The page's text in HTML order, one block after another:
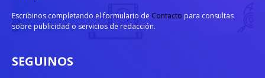
Escribinos completando el formulario de Contacto para consultas
sobre publicidad o servicios de redacción.
SEGUINOS